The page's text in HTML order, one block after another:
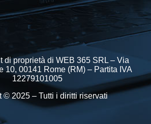
di proprietà di WEB 365 SRL – Via
10, 00141 Rome (RM) – Partita IVA
12279101005
© 2025 – Tutti i diritti riservati